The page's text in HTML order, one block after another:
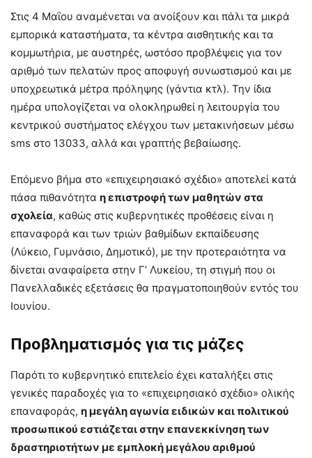
Στις 4 Μαΐου αναμένεται να ανοίξουν και πάλι τα μικρά
εμπορικά καταστήματα, τα κέντρα αισθητικής και τα
κομμωτήρια, με αυστηρές, ωστόσο προβλέψεις για τον
αριθμό των πελατών προς αποφυγή συνωστισμού και με
υποχρεωτικά μέτρα πρόληψης (γάντια κτλ). Την ίδια
ημέρα υπολογίζεται να ολοκληρωθεί η λειτουργία του
κεντρικού συστήματος ελέγχου των μετακινήσεων μέσω
sms στο 13033, αλλά και γραπτής βεβαίωσης.
Επόμενο βήμα στο «επιχειρησιακό σχέδιο» αποτελεί κατά
πάσα πιθανότητα η επιστροφή των μαθητών στα
σχολεία, καθώς στις κυβερνητικές προθέσεις είναι η
επαναφορά και των τριών βαθμίδων εκπαίδευσης
(Λύκειο, Γυμνάσιο, Δημοτικό), με την προτεραιότητα να
δίνεται αναφαίρετα στην Γ’ Λυκείου, τη στιγμή που οι
Πανελλαδικές εξετάσεις θα πραγματοποιηθούν εντός του
Ιουνίου.
Προβληματισμός για τις μάζες
Παρότι το κυβερνητικό επιτελείο έχει καταλήξει στις
γενικές παραδοχές για το «επιχειρησιακό σχέδιο» ολικής
επαναφοράς, η μεγάλη αγωνία ειδικών και πολιτικού
προσωπικού εστιάζεται στην επανεκκίνηση των
δραστηριοτήτων με εμπλοκή μεγάλου αριθμού